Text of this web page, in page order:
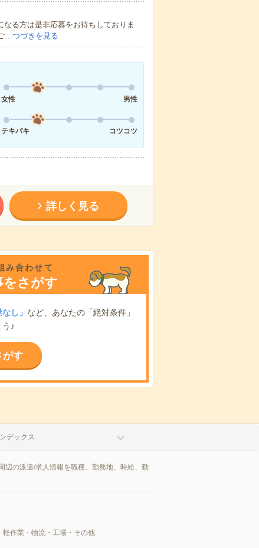
る方は是非応募をお待ちしておりま
…つづきを見る
女性
男性
テキパキ
コツコツ
詳しく見る
み合わせて
をさがす
し」 など、あなたの「絶対条件」
♪
がす
デックス
辺の派遣/求人情報を職種、勤務地、時給、勤
軽作業・物流・工場・その他